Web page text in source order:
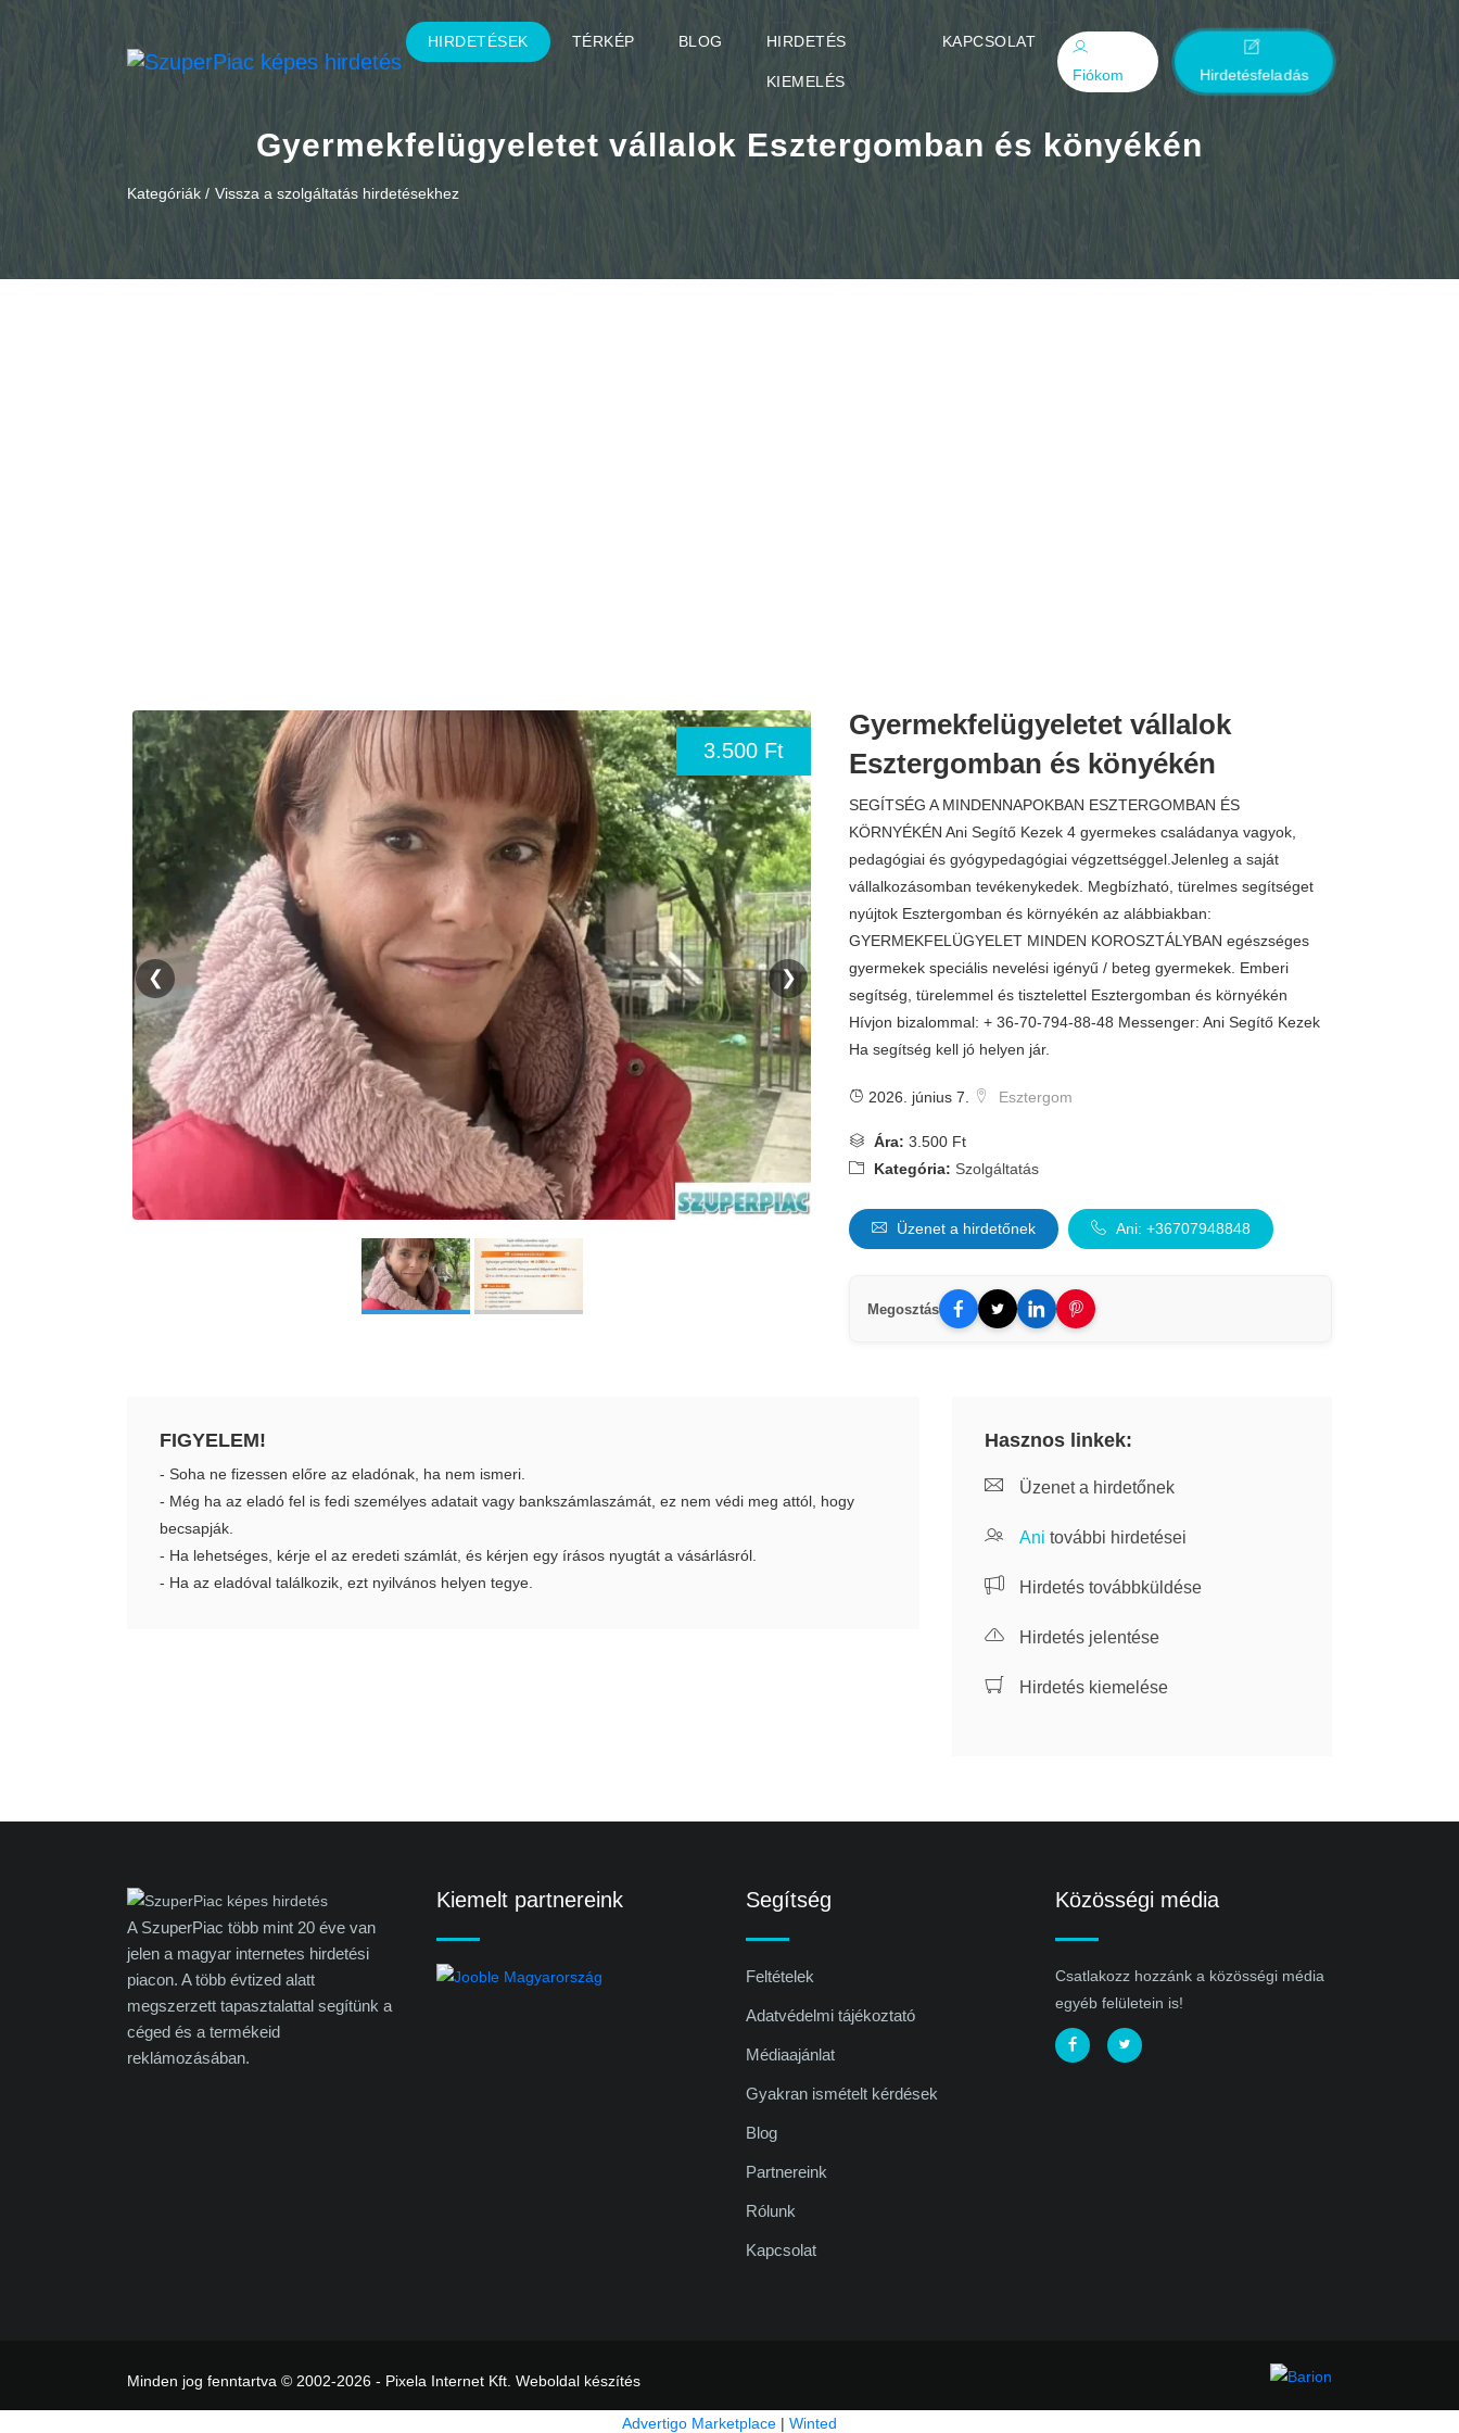
HIRDETÉSEK TÉRKÉP BLOG HIRDETÉS
KIEMELÉS
KAPCSOLAT
Fiókom
Hirdetésfeladás
Gyermekfelügyeletet vállalok Esztergomban és könyékén
Kategóriák / Vissza a szolgáltatás hirdetésekhez
3.500 Ft
❮ ❯
Gyermekfelügyeletet vállalok
Esztergomban és könyékén
SEGÍTSÉG A MINDENNAPOKBAN ESZTERGOMBAN ÉS
KÖRNYÉKÉN Ani Segítő Kezek 4 gyermekes családanya vagyok,
pedagógiai és gyógypedagógiai végzettséggel.Jelenleg a saját
vállalkozásomban tevékenykedek. Megbízható, türelmes segítséget
nyújtok Esztergomban és környékén az alábbiakban:
GYERMEKFELÜGYELET MINDEN KOROSZTÁLYBAN egészséges
gyermekek speciális nevelési igényű / beteg gyermekek. Emberi
segítség, türelemmel és tisztelettel Esztergomban és környékén
Hívjon bizalommal: + 36-70-794-88-48 Messenger: Ani Segítő Kezek
Ha segítség kell jó helyen jár.
2026. június 7. Esztergom
Ára: 3.500 Ft
Kategória: Szolgáltatás
Üzenet a hirdetőnek Ani: +36707948848
Megosztás
FIGYELEM!
- Soha ne fizessen előre az eladónak, ha nem ismeri.
- Még ha az eladó fel is fedi személyes adatait vagy bankszámlaszámát, ez nem védi meg attól, hogy
becsapják.
- Ha lehetséges, kérje el az eredeti számlát, és kérjen egy írásos nyugtát a vásárlásról.
- Ha az eladóval találkozik, ezt nyilvános helyen tegye.
Hasznos linkek:
Üzenet a hirdetőnek
Ani további hirdetései
Hirdetés továbbküldése
Hirdetés jelentése
Hirdetés kiemelése
A SzuperPiac több mint 20 éve van
jelen a magyar internetes hirdetési
piacon. A több évtized alatt
megszerzett tapasztalattal segítünk a
céged és a termékeid
reklámozásában.
Kiemelt partnereink Segítség
Feltételek
Adatvédelmi tájékoztató
Médiaajánlat
Gyakran ismételt kérdések
Blog
Partnereink
Rólunk
Kapcsolat
Közösségi média
Csatlakozz hozzánk a közösségi média
egyéb felületein is!
Minden jog fenntartva © 2002-2026 - Pixela Internet Kft. Weboldal készítés
Advertigo Marketplace | Winted